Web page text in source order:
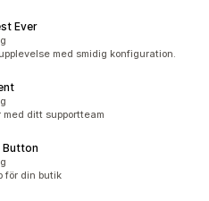
Ever
med smidig konfiguration.
ditt supportteam
Button
för din butik